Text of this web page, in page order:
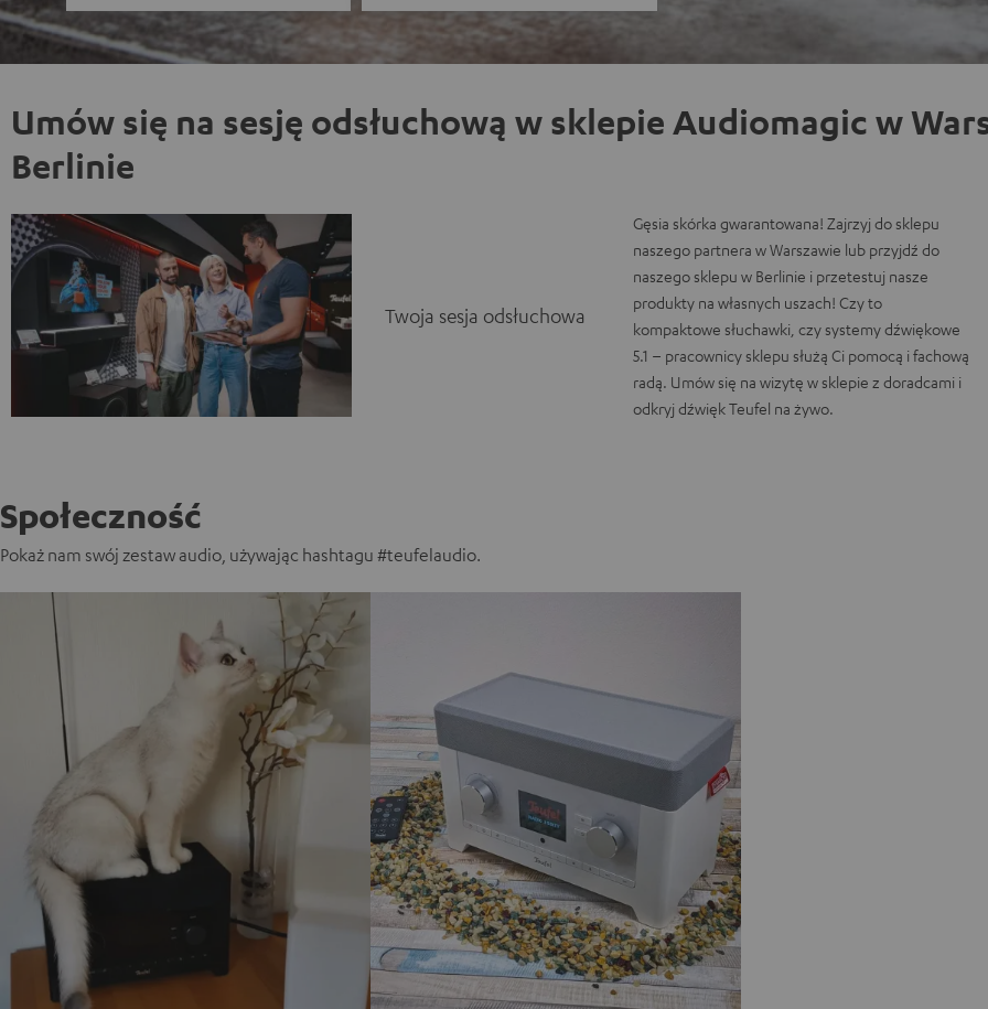
Umów się na sesję odsłuchową w sklepie Audiomagic w
Berlinie
Twoja sesja odsłuchowa
Gęsia skórka gwarantowana! Zajrzyj do sklepu
naszego partnera w Warszawie lub przyjdź do
naszego sklepu w Berlinie i przetestuj nasze
produkty na własnych uszach! Czy to
kompaktowe słuchawki, czy systemy dźwiękowe
5.1 – pracownicy sklepu służą Ci pomocą i fachową
radą. Umów się na wizytę w sklepie z doradcami i
odkryj dźwięk Teufel na żywo.
Społeczność
Pokaż nam swój zestaw audio, używając hashtagu #teufelaudio.